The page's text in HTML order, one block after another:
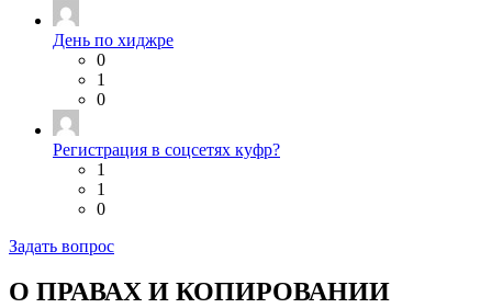
День по хиджре
0
1
0
Регистрация в соцсетях куфр?
1
1
0
Задать вопрос
О ПРАВАХ И КОПИРОВАНИИ